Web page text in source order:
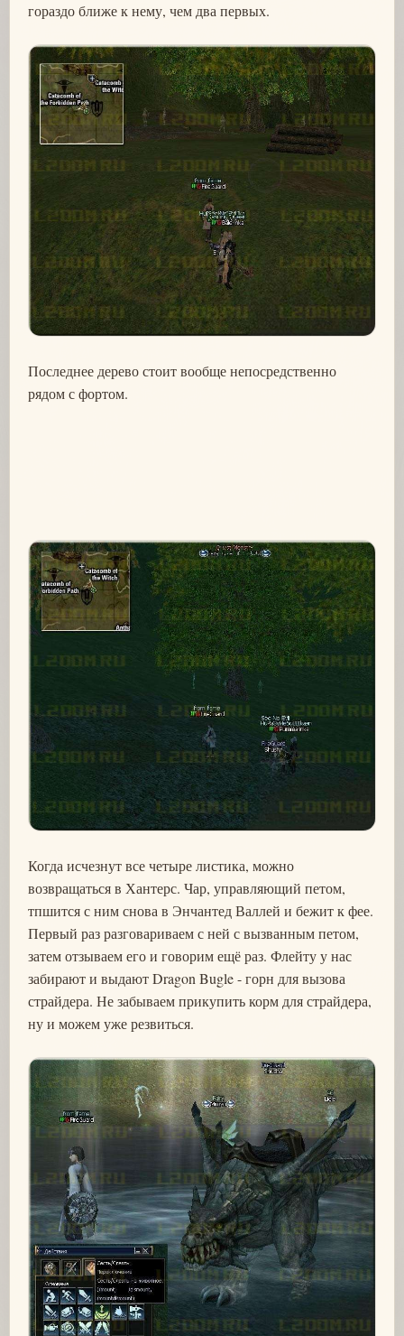
гораздо ближе к нему, чем два первых.
Последнее дерево стоит вообще непосредственно
рядом с фортом.
Когда исчезнут все четыре листика, можно
возвращаться в Хантерс. Чар, управляющий петом,
тпшится с ним снова в Энчантед Валлей и бежит к фее.
Первый раз разговариваем с ней с вызванным петом,
затем отзываем его и говорим ещё раз. Флейту у нас
забирают и выдают Dragon Bugle - горн для вызова
страйдера. Не забываем прикупить корм для страйдера,
ну и можем уже резвиться.